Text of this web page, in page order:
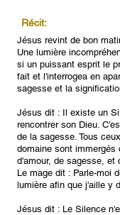
Récit:
Jésus revint de bon
Une lumière
si un puissant esprit le
fait et l'interrogea en
sagesse et la
Jésus dit : Il existe un
rencontrer son Dieu.
de la sagesse. Tous
domaine sont immergés
d'amour, de sagesse, et
Le mage dit : Parle-moi
lumière afin que j'aille y
Jésus dit : Le Silence